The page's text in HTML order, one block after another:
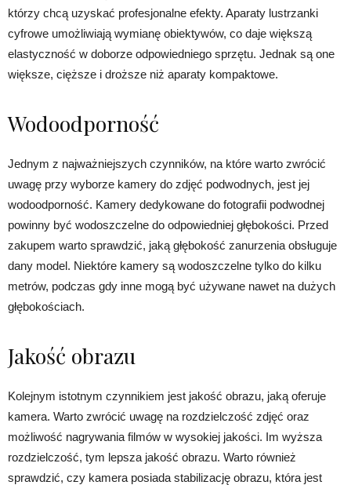
którzy chcą uzyskać profesjonalne efekty. Aparaty lustrzanki
cyfrowe umożliwiają wymianę obiektywów, co daje większą
elastyczność w doborze odpowiedniego sprzętu. Jednak są one
większe, cięższe i droższe niż aparaty kompaktowe.
Wodoodporność
Jednym z najważniejszych czynników, na które warto zwrócić
uwagę przy wyborze kamery do zdjęć podwodnych, jest jej
wodoodporność. Kamery dedykowane do fotografii podwodnej
powinny być wodoszczelne do odpowiedniej głębokości. Przed
zakupem warto sprawdzić, jaką głębokość zanurzenia obsługuje
dany model. Niektóre kamery są wodoszczelne tylko do kilku
metrów, podczas gdy inne mogą być używane nawet na dużych
głębokościach.
Jakość obrazu
Kolejnym istotnym czynnikiem jest jakość obrazu, jaką oferuje
kamera. Warto zwrócić uwagę na rozdzielczość zdjęć oraz
możliwość nagrywania filmów w wysokiej jakości. Im wyższa
rozdzielczość, tym lepsza jakość obrazu. Warto również
sprawdzić, czy kamera posiada stabilizację obrazu, która jest